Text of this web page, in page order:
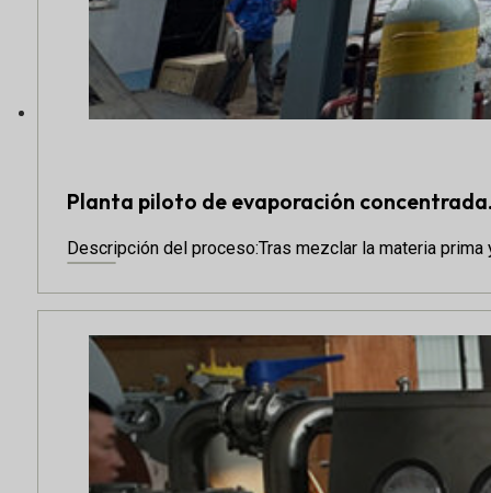
Planta piloto de evaporación
Descripción del proceso:Tras mezclar la materia prima